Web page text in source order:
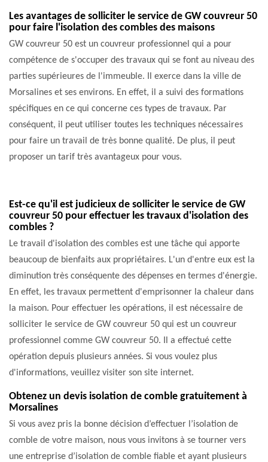
Les avantages de solliciter le service de GW couvreur 50
pour faire l'isolation des combles des maisons
GW couvreur 50 est un couvreur professionnel qui a pour
compétence de s'occuper des travaux qui se font au niveau des
parties supérieures de l'immeuble. Il exerce dans la ville de
Morsalines et ses environs. En effet, il a suivi des formations
spécifiques en ce qui concerne ces types de travaux. Par
conséquent, il peut utiliser toutes les techniques nécessaires
pour faire un travail de très bonne qualité. De plus, il peut
proposer un tarif très avantageux pour vous.
Est-ce qu'il est judicieux de solliciter le service de GW
couvreur 50 pour effectuer les travaux d'isolation des
combles ?
Le travail d'isolation des combles est une tâche qui apporte
beaucoup de bienfaits aux propriétaires. L'un d'entre eux est la
diminution très conséquente des dépenses en termes d'énergie.
En effet, les travaux permettent d'emprisonner la chaleur dans
la maison. Pour effectuer les opérations, il est nécessaire de
solliciter le service de GW couvreur 50 qui est un couvreur
professionnel comme GW couvreur 50. Il a effectué cette
opération depuis plusieurs années. Si vous voulez plus
d'informations, veuillez visiter son site internet.
Obtenez un devis isolation de comble gratuitement à
Morsalines
Si vous avez pris la bonne décision d’effectuer l’isolation de
comble de votre maison, nous vous invitons à se tourner vers
une entreprise d’isolation de comble fiable et ayant plusieurs